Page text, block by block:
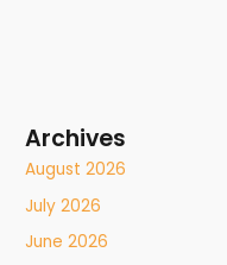
Archives
August 2026
July 2026
June 2026